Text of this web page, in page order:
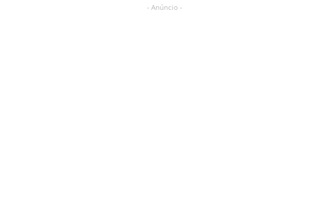
- Anúncio -